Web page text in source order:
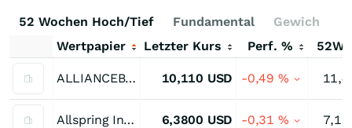
52 Wochen Hoch/Tief Fundamental
Gewichtung
Wertpapier
Letzter Kurs Perf. %
ALLIANCEBERNSTE/COM 10,110 USD -0,49 %
Allspring Income Opportunities Fund 6,3800 USD -0,31 %